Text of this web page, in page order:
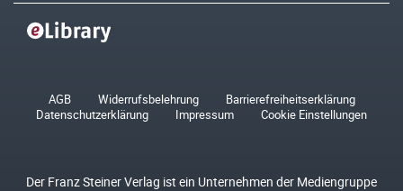
AGB Widerrufsbelehrung
Barrierefreiheitserklärung
Datenschutzerklärung
Impressum Cookie Einstellungen
Der Franz Steiner Verlag ist ein Unternehmen der Mediengruppe